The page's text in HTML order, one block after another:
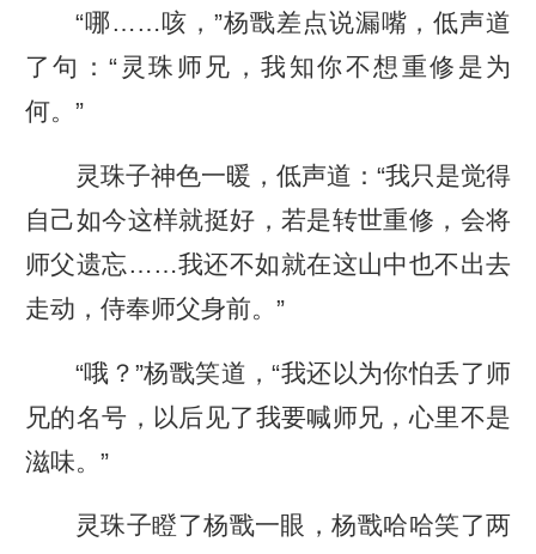
“哪……咳，”杨戬差点说漏嘴，低声道
了句：“灵珠师兄，我知你不想重修是为
何。”
灵珠子神色一暖，低声道：“我只是觉得
自己如今这样就挺好，若是转世重修，会将
师父遗忘……我还不如就在这山中也不出去
走动，侍奉师父身前。”
“哦？”杨戬笑道，“我还以为你怕丢了师
兄的名号，以后见了我要喊师兄，心里不是
滋味。”
灵珠子瞪了杨戬一眼，杨戬哈哈笑了两